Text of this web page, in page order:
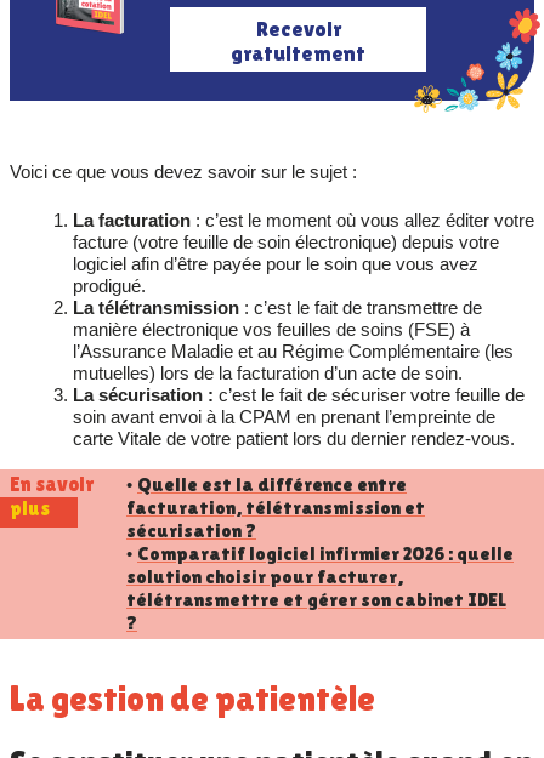
Recevoir
gratuitement
Voici ce que vous devez savoir sur le sujet :
La facturation : c’est le moment où vous allez éditer votre
facture (votre feuille de soin électronique) depuis votre
logiciel afin d’être payée pour le soin que vous avez
prodigué.
La télétransmission : c’est le fait de transmettre de
manière électronique vos feuilles de soins (FSE) à
l’Assurance Maladie et au Régime Complémentaire (les
mutuelles) lors de la facturation d’un acte de soin.
La sécurisation : c’est le fait de sécuriser votre feuille de
soin avant envoi à la CPAM en prenant l’empreinte de
carte Vitale de votre patient lors du dernier rendez-vous.
En savoir
plus
• Quelle est la différence entre
facturation, télétransmission et
sécurisation ?
• Comparatif logiciel infirmier 2026 : quelle
solution choisir pour facturer,
télétransmettre et gérer son cabinet IDEL
?
La gestion de patientèle